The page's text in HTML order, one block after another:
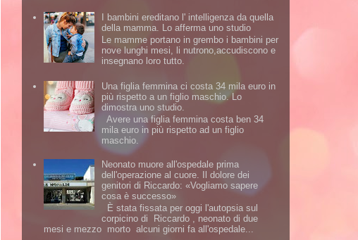
I bambini ereditano l' intelligenza da quella
della mamma. Lo afferma uno studio
Le mamme portano in grembo i bambini per
nove lunghi mesi, li nutrono,accudiscono e
insegnano loro tutto.
Una figlia femmina ci costa 34 mila euro in
più rispetto a un figlio maschio. Lo
dimostra uno studio.
Avere una figlia femmina costa ben 34
mila euro in più rispetto ad un figlio
maschio.
Neonato muore all'ospedale prima
dell'operazione al cuore. Il dolore dei
genitori di Riccardo: «Vogliamo sapere
cosa è successo»
È stata fissata per oggi l'autopsia sul
corpicino di Riccardo , neonato di due
mesi e mezzo morto alcuni giorni fa all'ospedale...